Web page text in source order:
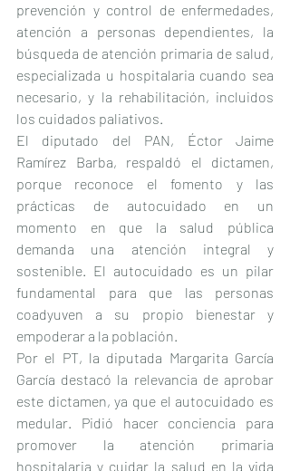
prevención y control de enfermedades,
atención a personas dependientes, la
búsqueda de atención primaria de salud,
especializada u hospitalaria cuando sea
necesario, y la rehabilitación, incluidos
los cuidados paliativos.
El diputado del PAN, Éctor Jaime
Ramírez Barba, respaldó el dictamen,
porque reconoce el fomento y las
prácticas de autocuidado en un
momento en que la salud pública
demanda una atención integral y
sostenible. El autocuidado es un pilar
fundamental para que las personas
coadyuven a su propio bienestar y
empoderar a la población.
Por el PT, la diputada Margarita García
García destacó la relevancia de aprobar
este dictamen, ya que el autocuidado es
medular. Pidió hacer conciencia para
promover la atención primaria
hospitalaria y cuidar la salud en la vida